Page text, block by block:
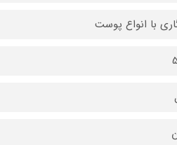
با انواع پوست